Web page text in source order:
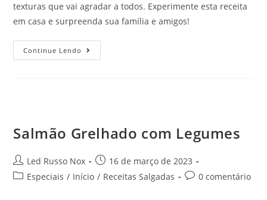
texturas que vai agradar a todos. Experimente esta receita
em casa e surpreenda sua família e amigos!
Continue Lendo
Salmão Grelhado com Legumes
Led Russo Nox
16 de março de 2023
Especiais / Início / Receitas Salgadas 0 comentário